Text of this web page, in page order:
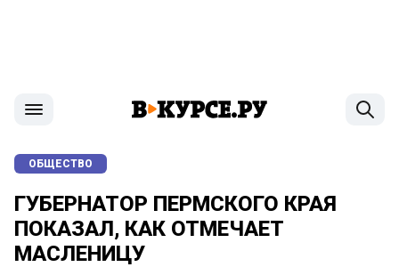
ОБЩЕСТВО
ГУБЕРНАТОР ПЕРМСКОГО КРАЯ
ПОКАЗАЛ, КАК ОТМЕЧАЕТ
МАСЛЕНИЦУ